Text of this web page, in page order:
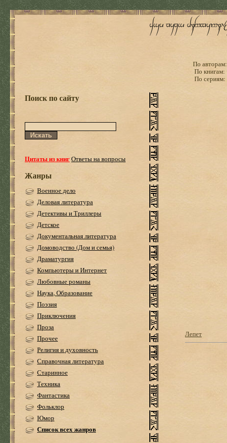
По авторам:
По книгам:
По сериям:
Поиск по сайту
Цитаты из книгОтветы на вопросы
Жанры
Военное дело
Деловая литература
Детективы и Триллеры
Детское
Документальная литература
Домоводство (Дом и семья)
Драматургия
Компьютеры и Интернет
Любовные романы
Наука, Образование
Поэзия
Приключения
Проза
Прочее
Религия и духовность
Справочная литература
Старинное
Техника
Фантастика
Фольклор
Юмор
Список всех жанров
Лепет